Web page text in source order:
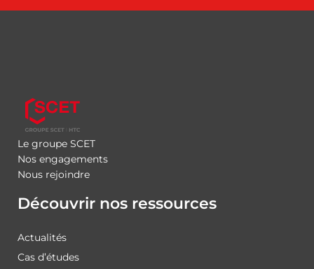
Le groupe SCET
Nos engagements
Nous rejoindre
Découvrir nos ressources
Actualités
Cas d’études